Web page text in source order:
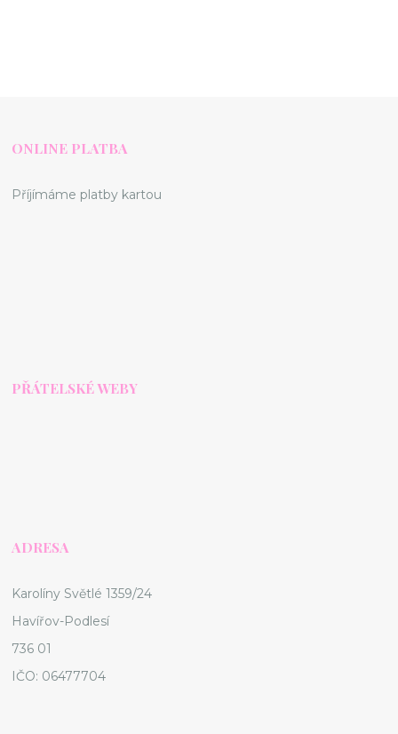
ONLINE PLATBA
Příjímáme platby kartou
PŘÁTELSKÉ WEBY
ADRESA
Karolíny Světlé 1359/24
Havířov-Podlesí
736 01
IČO: 06477704